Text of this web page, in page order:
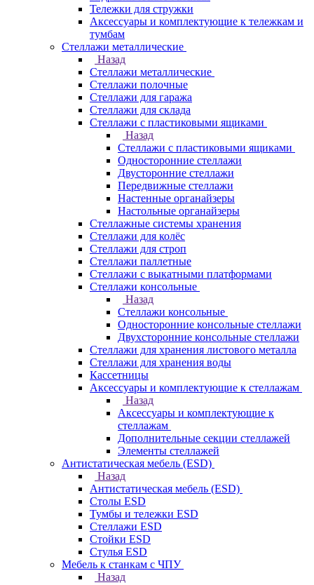
Тележки для стружки
Аксесcуары и комплектующие к тележкам и
тумбам
Стеллажи металлические
Назад
Стеллажи металлические
Стеллажи полочные
Стеллажи для гаража
Стеллажи для склада
Стеллажи с пластиковыми ящиками
Назад
Стеллажи с пластиковыми ящиками
Односторонние стеллажи
Двусторонние стеллажи
Передвижные стеллажи
Настенные органайзеры
Настольные органайзеры
Стеллажные системы хранения
Стеллажи для колёс
Стеллажи для строп
Стеллажи паллетные
Стеллажи с выкатными платформами
Стеллажи консольные
Назад
Стеллажи консольные
Односторонние консольные стеллажи
Двухсторонние консольные стеллажи
Стеллажи для хранения листового металла
Стеллажи для хранения воды
Кассетницы
Аксесcуары и комплектующие к стеллажам
Назад
Аксесcуары и комплектующие к
стеллажам
Дополнительные секции стеллажей
Элементы стеллажей
Антистатическая мебель (ESD)
Назад
Антистатическая мебель (ESD)
Столы ESD
Тумбы и тележки ESD
Стеллажи ESD
Стойки ESD
Стулья ESD
Мебель к станкам с ЧПУ
Назад